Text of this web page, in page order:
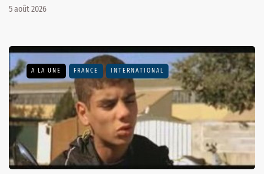
5 août 2026
A LA UNE FRANCE INTERNATIONAL